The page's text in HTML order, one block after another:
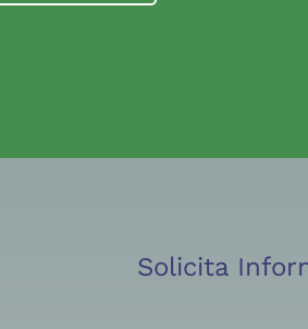
Solicita